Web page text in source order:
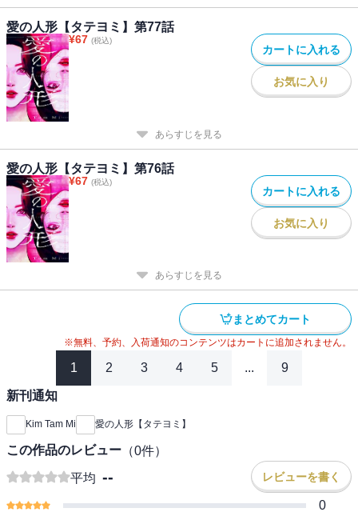
愛の人形【タテヨミ】第77話
¥67 (税込)
カートに入れる
お気に入り
あらすじを見る
愛の人形【タテヨミ】第76話
¥67 (税込)
カートに入れる
お気に入り
あらすじを見る
まとめてカート
※無料、予約、入荷通知のコンテンツはカートに追加されません。
1 2 3 4 5 ... 9
新刊通知
Kim Tam Mi 愛の人形【タテヨミ】
この作品のレビュー （0件）
平均 -- レビューを書く
0